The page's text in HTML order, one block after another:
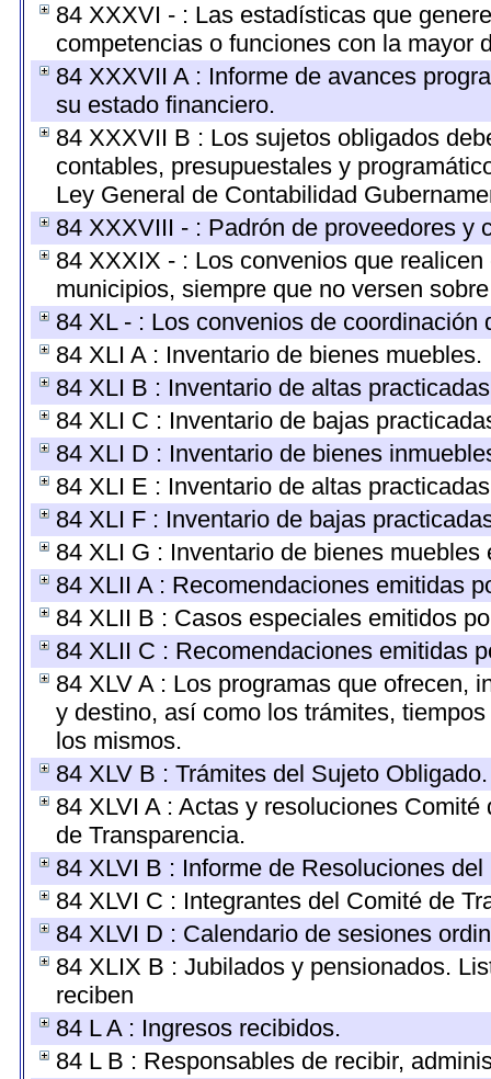
84 XXXVI - : Las estadísticas que
competencias o funciones con la mayor
84 XXXVII A : Informe de avances
su estado financiero.
84 XXXVII B : Los sujetos obligados
contables, presupuestales y
Ley General de Contabilidad
84 XXXVIII - : Padrón de proveedores y
84 XXXIX - : Los convenios que
municipios, siempre que no versen
84 XL - : Los convenios de
84 XLI A : Inventario de bienes muebles.
84 XLI B : Inventario de altas
84 XLI C : Inventario de bajas
84 XLI D : Inventario de bienes
84 XLI E : Inventario de altas
84 XLI F : Inventario de bajas
84 XLI G : Inventario de bienes muebles
84 XLII A : Recomendaciones emitidas
84 XLII B : Casos especiales emitidos
84 XLII C : Recomendaciones emitidas
84 XLV A : Los programas que ofrecen,
y destino, así como los trámites,
los mismos.
84 XLV B : Trámites del Sujeto Obligado.
84 XLVI A : Actas y resoluciones
de Transparencia.
84 XLVI B : Informe de Resoluciones
84 XLVI C : Integrantes del Comité de
84 XLVI D : Calendario de sesiones
84 XLIX B : Jubilados y pensionados.
reciben
84 L A : Ingresos recibidos.
84 L B : Responsables de recibir,